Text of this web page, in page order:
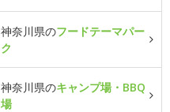
神奈川県のフードテーマパー
ク
神奈川県のキャンプ場・BBQ
場